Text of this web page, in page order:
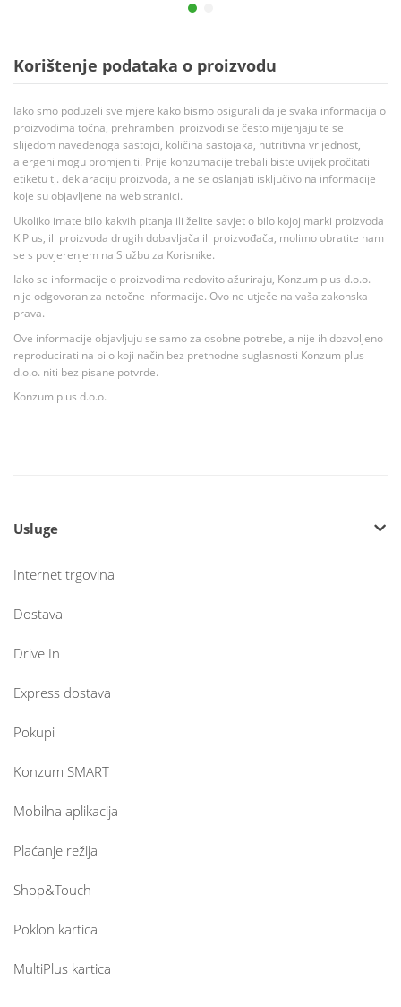
Korištenje podataka o proizvodu
Iako smo poduzeli sve mjere kako bismo osigurali da je svaka informacija o
proizvodima točna, prehrambeni proizvodi se često mijenjaju te se
slijedom navedenoga sastojci, količina sastojaka, nutritivna vrijednost,
alergeni mogu promjeniti. Prije konzumacije trebali biste uvijek pročitati
etiketu tj. deklaraciju proizvoda, a ne se oslanjati isključivo na informacije
koje su objavljene na web stranici.
Ukoliko imate bilo kakvih pitanja ili želite savjet o bilo kojoj marki proizvoda
K Plus, ili proizvoda drugih dobavljača ili proizvođača, molimo obratite nam
se s povjerenjem na Službu za Korisnike.
Iako se informacije o proizvodima redovito ažuriraju, Konzum plus d.o.o.
nije odgovoran za netočne informacije. Ovo ne utječe na vaša zakonska
prava.
Ove informacije objavljuju se samo za osobne potrebe, a nije ih dozvoljeno
reproducirati na bilo koji način bez prethodne suglasnosti Konzum plus
d.o.o. niti bez pisane potvrde.
Konzum plus d.o.o.
Usluge
Internet trgovina
Dostava
Drive In
Express dostava
Pokupi
Konzum SMART
Mobilna aplikacija
Plaćanje režija
Shop&Touch
Poklon kartica
MultiPlus kartica